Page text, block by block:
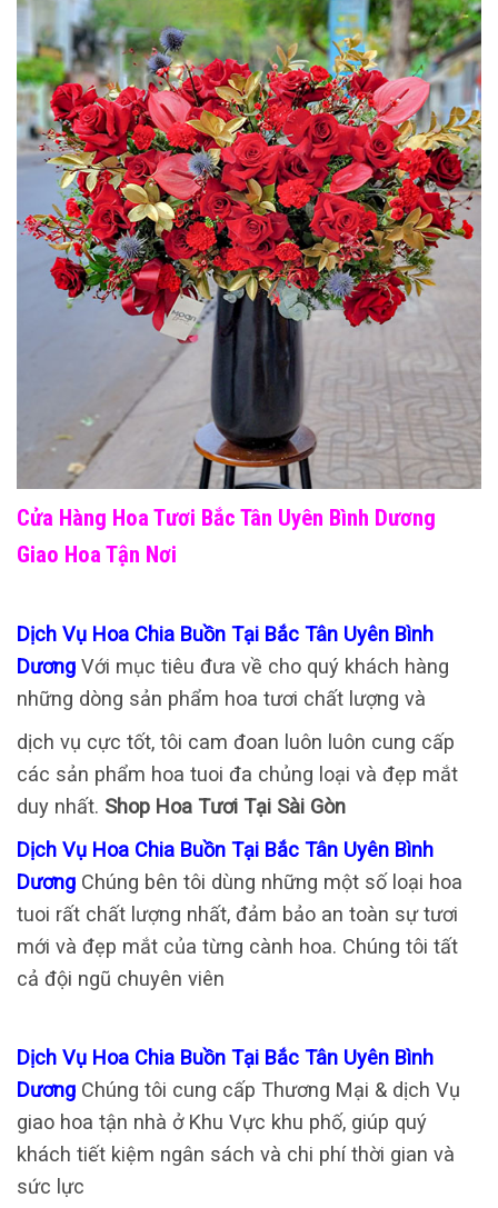
Cửa Hàng Hoa Tươi Bắc Tân Uyên Bình Dương
Giao Hoa Tận Nơi
Dịch Vụ Hoa Chia Buồn Tại Bắc Tân Uyên Bình
Dương Với mục tiêu đưa về cho quý khách hàng
những dòng sản phẩm hoa tươi chất lượng và
dịch vụ cực tốt, tôi cam đoan luôn luôn cung cấp
các sản phẩm hoa tuoi đa chủng loại và đẹp mắt
duy nhất. Shop Hoa Tươi Tại Sài Gòn
Dịch Vụ Hoa Chia Buồn Tại Bắc Tân Uyên Bình
Dương Chúng bên tôi dùng những một số loại hoa
tuoi rất chất lượng nhất, đảm bảo an toàn sự tươi
mới và đẹp mắt của từng cành hoa. Chúng tôi tất
cả đội ngũ chuyên viên
Dịch Vụ Hoa Chia Buồn Tại Bắc Tân Uyên Bình
Dương Chúng tôi cung cấp Thương Mại & dịch Vụ
giao hoa tận nhà ở Khu Vực khu phố, giúp quý
khách tiết kiệm ngân sách và chi phí thời gian và
sức lực